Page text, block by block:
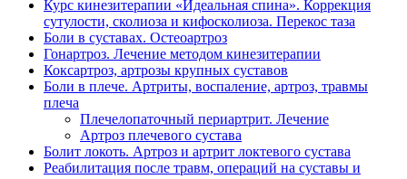
Курс кинезитерапии «Идеальная спина». Коррекция
сутулости, сколиоза и кифосколиоза. Перекос таза
Боли в суставах. Остеоартроз
Гонартроз. Лечение методом кинезитерапии
Коксартроз, артрозы крупных суставов
Боли в плече. Артриты, воспаление, артроз, травмы
плеча
Плечелопаточный периартрит. Лечение
Артроз плечевого сустава
Болит локоть. Артроз и артрит локтевого сустава
Реабилитация после травм, операций на суставы и